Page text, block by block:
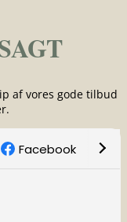
af vores gode tilbud
Facebook